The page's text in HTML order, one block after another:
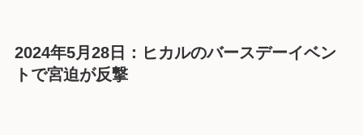
2024年5月28日：ヒカルのバースデーイベン
トで宮迫が反撃